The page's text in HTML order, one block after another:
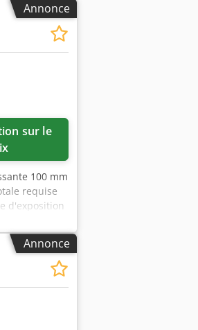
Annonce
100 mm
requise
d'exposition
PN 17/90
sur le
rouleaux
manuel
degrés
-
Annonce